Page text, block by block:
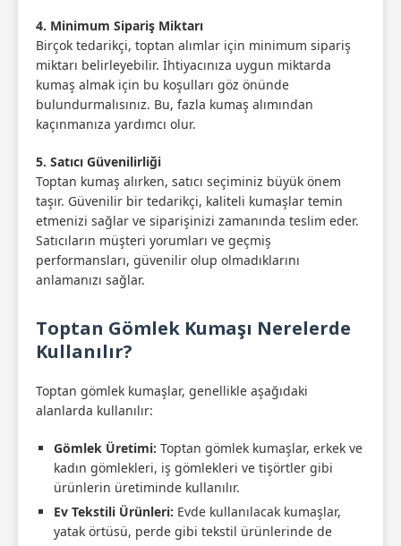
4. Minimum Sipariş Miktarı
Birçok tedarikçi, toptan alımlar için minimum sipariş
miktarı belirleyebilir. İhtiyacınıza uygun miktarda
kumaş almak için bu koşulları göz önünde
bulundurmalısınız. Bu, fazla kumaş alımından
kaçınmanıza yardımcı olur.
5. Satıcı Güvenilirliği
Toptan kumaş alırken, satıcı seçiminiz büyük önem
taşır. Güvenilir bir tedarikçi, kaliteli kumaşlar temin
etmenizi sağlar ve siparişinizi zamanında teslim eder.
Satıcıların müşteri yorumları ve geçmiş
performansları, güvenilir olup olmadıklarını
anlamanızı sağlar.
Toptan Gömlek Kumaşı Nerelerde
Kullanılır?
Toptan gömlek kumaşlar, genellikle aşağıdaki
alanlarda kullanılır:
Gömlek Üretimi: Toptan gömlek kumaşlar, erkek ve
kadın gömlekleri, iş gömlekleri ve tişörtler gibi
ürünlerin üretiminde kullanılır.
Ev Tekstili Ürünleri: Evde kullanılacak kumaşlar,
yatak örtüsü, perde gibi tekstil ürünlerinde de